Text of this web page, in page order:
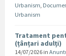
Urbanism,
Urbanism
Tratament
(țânțari adulți)
14/07/2026 in